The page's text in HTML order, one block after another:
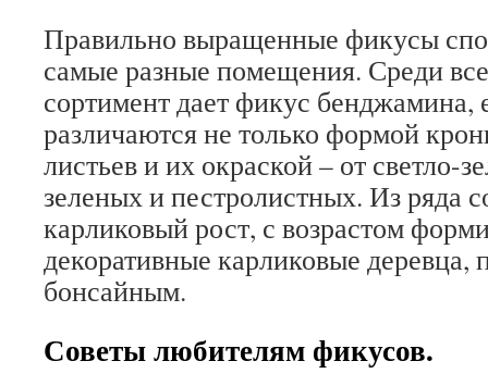
Правильно выращенные фикусы
самые разные помещения. Среди
сортимент дает фикус бенджамина,
различаются не только формой
листьев и их окраской – от светло-
зеленых и пестролистных. Из ряда
карликовый рост, с возрастом
декоративные карликовые деревца,
бонсайным.
Советы любителям фикусов.